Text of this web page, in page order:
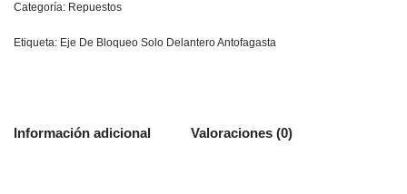
Categoría: Repuestos
Etiqueta: Eje De Bloqueo Solo Delantero Antofagasta
Información adicional Valoraciones (0)